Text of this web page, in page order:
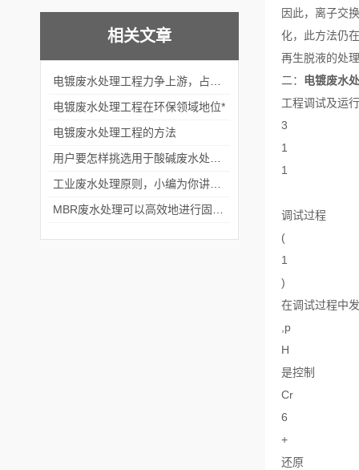
相关文章
电镀废水处理工程在环保领域地位*
电镀废水处理工程的方法
因此，离子交
化，此方法仍
再生脱液的处
二：
电镀废水
工程调试及运行
3
1
1
调试过程
(
1
)
在调试过程中
,p
H
是控制
Cr
6
+
还原